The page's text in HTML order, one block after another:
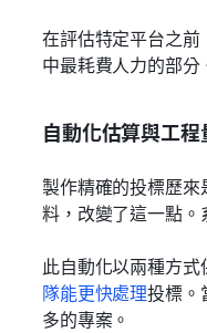
在評估特定平台之
中最耗費人力的部分
自動化估算與工程
製作精確的投標歷
料，改變了這一點。
此自動化以兩種方
隊能更快處理投標。
多的專案。